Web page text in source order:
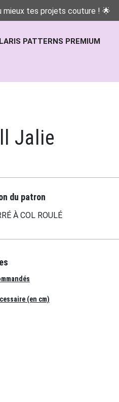
mieux tes projets couture ! 🌟
PATTERNS PREMIUM
Jalie
du patron
À COL ROULÉ
(en cm)